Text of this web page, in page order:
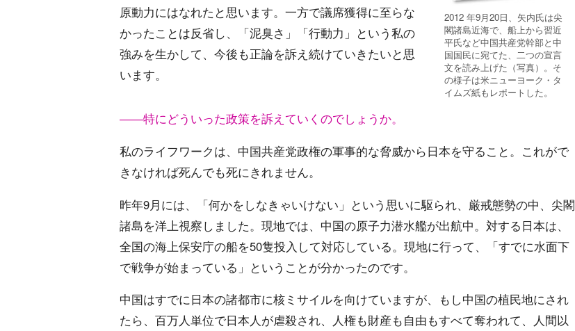
2012 年9月20日、矢内氏は尖
閣諸島近海で、船上から習近
平氏など中国共産党幹部と中
国国民に宛てた、二つの宣言
文を読み上げた（写真）。そ
の様子は米ニューヨーク・タ
イムズ紙もレポートした。
原動力にはなれたと思います。一方で議席獲得に至らな
かったことは反省し、「泥臭さ」「行動力」という私の
強みを生かして、今後も正論を訴え続けていきたいと思
います。
――特にどういった政策を訴えていくのでしょうか。
私のライフワークは、中国共産党政権の軍事的な脅威から日本を守ること。これがで
きなければ死んでも死にきれません。
昨年9月には、「何かをしなきゃいけない」という思いに駆られ、厳戒態勢の中、尖閣
諸島を洋上視察しました。現地では、中国の原子力潜水艦が出航中。対する日本は、
全国の海上保安庁の船を50隻投入して対応している。現地に行って、「すでに水面下
で戦争が始まっている」ということが分かったのです。
中国はすでに日本の諸都市に核ミサイルを向けていますが、もし中国の植民地にされ
たら、百万人単位で日本人が虐殺され、人権も財産も自由もすべて奪われて、人間以